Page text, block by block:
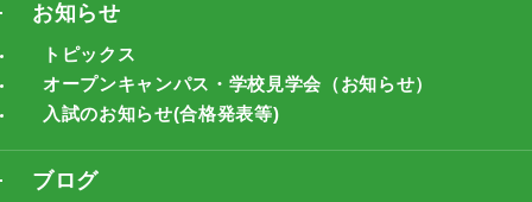
お知らせ
トピックス
オープンキャンパス・学校見学会（お知らせ）
入試のお知らせ(合格発表等)
ブログ